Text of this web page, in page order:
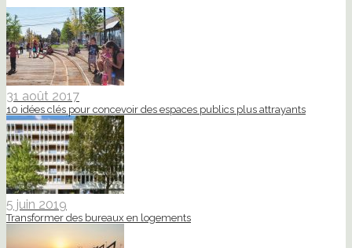
31 août 2017
10 idées clés pour concevoir des espaces publics plus attrayants
5 juin 2019
Transformer des bureaux en logements